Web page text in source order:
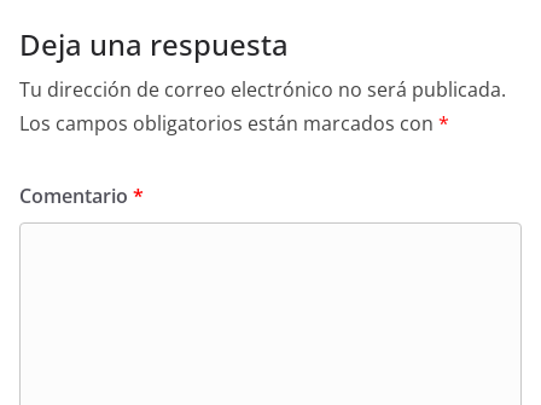
Deja una respuesta
Tu dirección de correo electrónico no será publicada.
Los campos obligatorios están marcados con *
Comentario *